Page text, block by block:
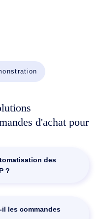
d'achat pour
des
?
les commandes